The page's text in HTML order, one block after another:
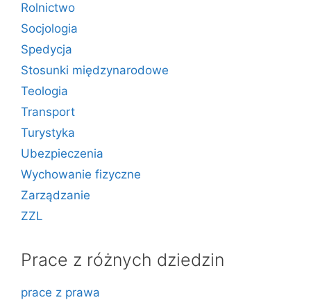
Rolnictwo
Socjologia
Spedycja
Stosunki międzynarodowe
Teologia
Transport
Turystyka
Ubezpieczenia
Wychowanie fizyczne
Zarządzanie
ZZL
Prace z różnych dziedzin
prace z prawa